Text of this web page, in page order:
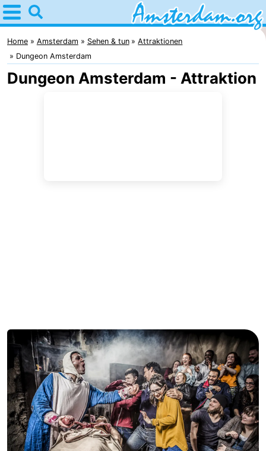
Home
Amsterdam
Interessante
Amsterdamse
Bos
Spaarnwoude
Hotels
Zimmer
(mit
Frühstück)
Lastminutes
Museen
Attraktionen
Home Amsterdam Sehen & tun
Attraktionen
Dungeon Amsterdam
Dungeon Amsterdam - Attraktion